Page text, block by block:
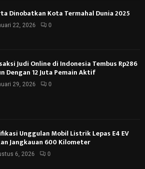
Dinobatkan Kota Termahal Dunia 2025
22, 2026 0
Judi Online di Indonesia Tembus Rp286
Dengan 12 Juta Pemain Aktif
29, 2026 0
Unggulan Mobil Listrik Lepas E4 EV
Jangkauan 600 Kilometer
6, 2026 0